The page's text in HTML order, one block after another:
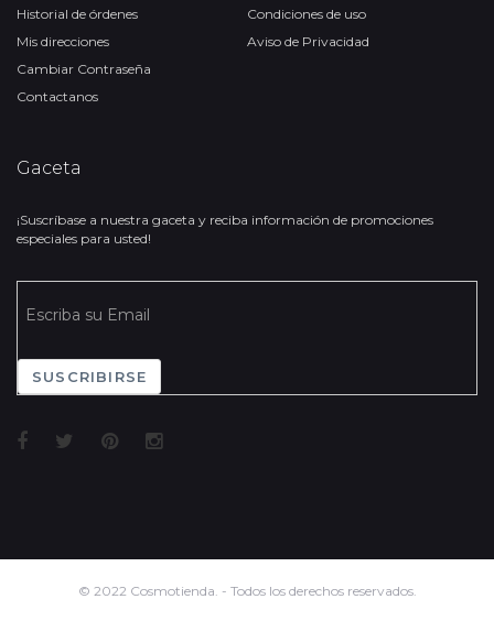
Historial de órdenes
Mis direcciones
Cambiar Contraseña
Contactanos
Condiciones de uso
Aviso de Privacidad
Gaceta
¡Suscríbase a nuestra gaceta y reciba información de promociones
especiales para usted!
SUSCRIBIRSE
© 2022 Cosmotienda. - Todos los derechos reservados.